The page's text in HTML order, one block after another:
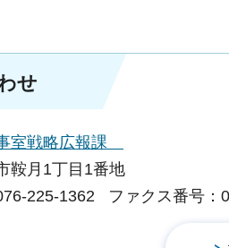
せ
室戦略広報課
鞍月1丁目1番地
225-1362
ファクス番号：